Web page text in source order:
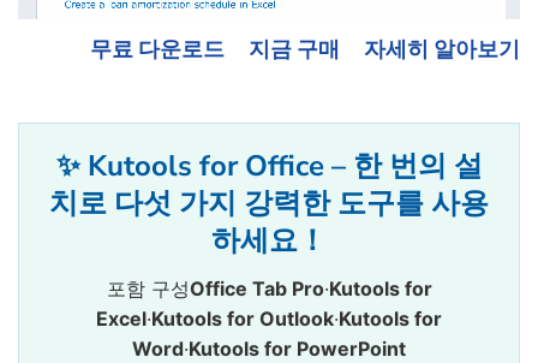
무료 다운로드 지금 구매 자세히 알아보기
✨ Kutools for Office – 한 번의 설
치로 다섯 가지 강력한 도구를 사용
하세요！
포함 구성Office Tab Pro·Kutools for
Excel·Kutools for Outlook·Kutools for
Word·Kutools for PowerPoint